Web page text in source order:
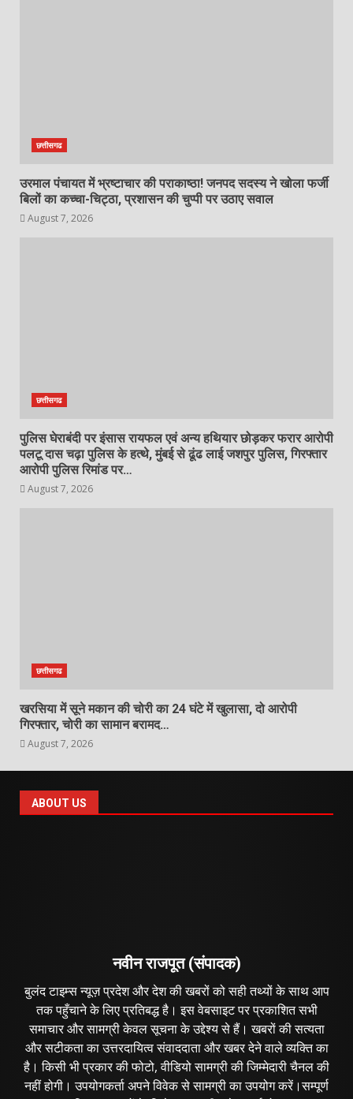
छत्तीसगढ
उरमाल पंचायत में भ्रष्टाचार की पराकाष्ठा! जनपद सदस्य ने खोला फर्जी
बिलों का कच्चा-चिट्ठा, प्रशासन की चुप्पी पर उठाए सवाल
August 7, 2026
छत्तीसगढ
पुलिस घेराबंदी पर इंसास रायफल एवं अन्य हथियार छोड़कर फरार आरोपी
पलटू दास चढ़ा पुलिस के हत्थे, मुंबई से ढूंढ लाई जशपुर पुलिस, गिरफ्तार
आरोपी पुलिस रिमांड पर…
August 7, 2026
छत्तीसगढ
खरसिया में सूने मकान की चोरी का 24 घंटे में खुलासा, दो आरोपी
गिरफ्तार, चोरी का सामान बरामद…
August 7, 2026
ABOUT US
नवीन राजपूत (संपादक)
बुलंद टाइम्स न्यूज़ प्रदेश और देश की खबरों को सही तथ्यों के साथ आप
तक पहुँचाने के लिए प्रतिबद्ध है। इस वेबसाइट पर प्रकाशित सभी
समाचार और सामग्री केवल सूचना के उद्देश्य से हैं। खबरों की सत्यता
और सटीकता का उत्तरदायित्व संवाददाता और खबर देने वाले व्यक्ति का
है। किसी भी प्रकार की फोटो, वीडियो सामग्री की जिम्मेदारी चैनल की
नहीं होगी। उपयोगकर्ता अपने विवेक से सामग्री का उपयोग करें।सम्पूर्ण